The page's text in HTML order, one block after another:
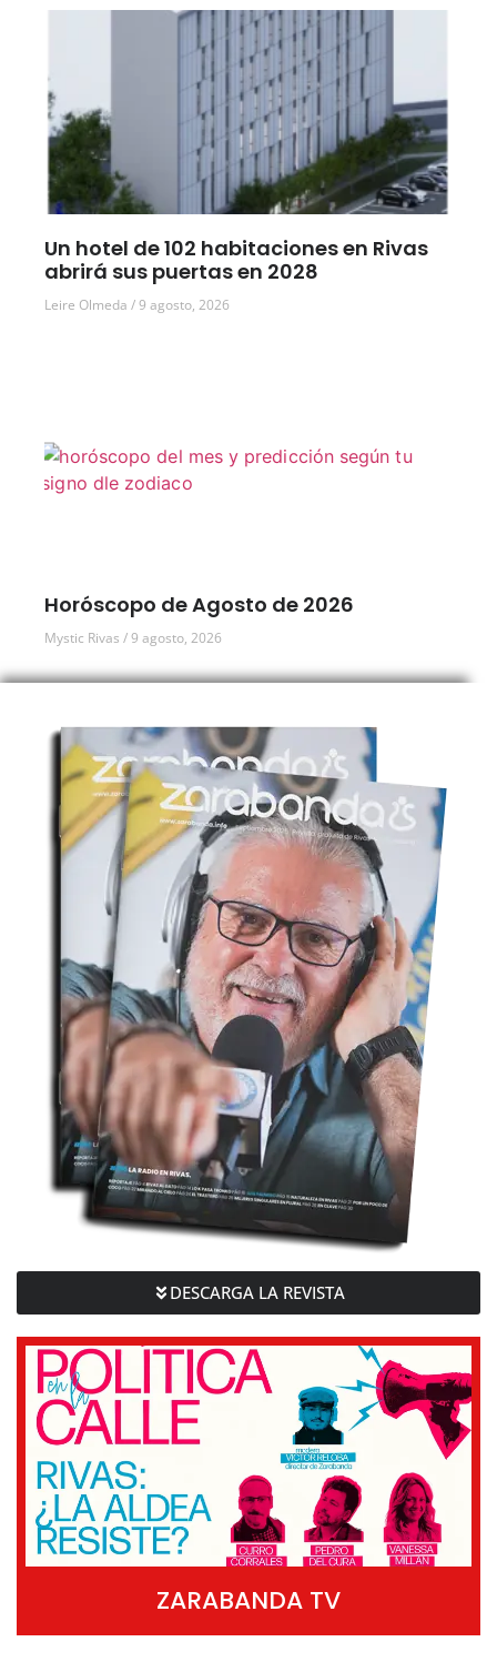
Un hotel de 102 habitaciones en Rivas
abrirá sus puertas en 2028
Leire Olmeda 9 agosto, 2026
Horóscopo de Agosto de 2026
Mystic Rivas 9 agosto, 2026
DESCARGA LA REVISTA
ZARABANDA TV